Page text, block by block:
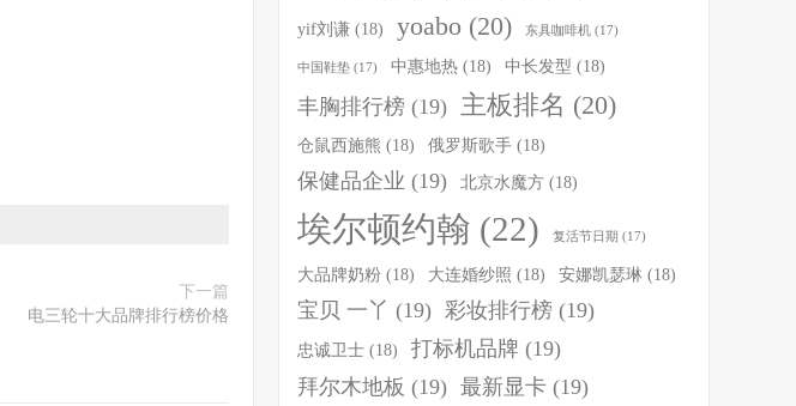
下一篇
电三轮十大品牌排行榜价格
yif刘谦 (18) yoabo (20) 东具咖啡机 (17)
中国鞋垫 (17) 中惠地热 (18) 中长发型 (18)
丰胸排行榜 (19) 主板排名 (20)
仓鼠西施熊 (18) 俄罗斯歌手 (18)
保健品企业 (19) 北京水魔方 (18)
埃尔顿约翰 (22) 复活节日期 (17)
大品牌奶粉 (18) 大连婚纱照 (18) 安娜凯瑟琳 (18)
宝贝 一丫 (19) 彩妆排行榜 (19)
忠诚卫士 (18) 打标机品牌 (19)
拜尔木地板 (19) 最新显卡 (19)